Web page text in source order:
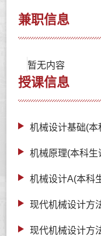
兼职信息
暂无内容
授课信息
机械设计基础(本
机械原理(本科生
机械设计A(本科
现代机械设计方
现代机械设计方